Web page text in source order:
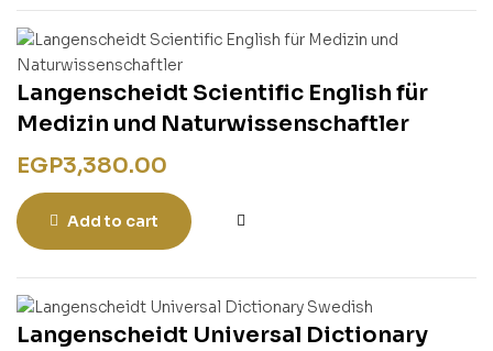
Langenscheidt Scientific English für
Medizin und Naturwissenschaftler
EGP3,380.00
Add to cart
Langenscheidt Universal Dictionary